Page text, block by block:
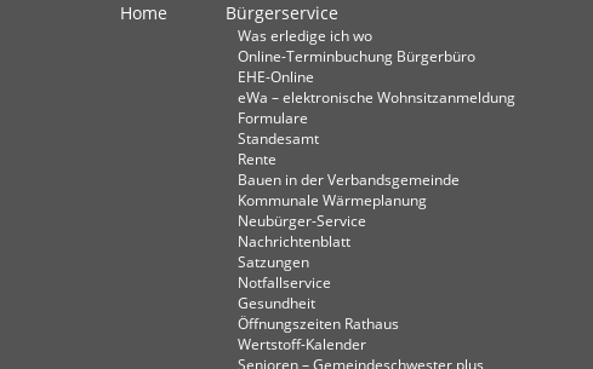
Home Bürgerservice
Was erledige ich wo
Online-Terminbuchung Bürgerbüro
EHE-Online
eWa – elektronische Wohnsitzanmeldung
Formulare
Standesamt
Rente
Bauen in der Verbandsgemeinde
Kommunale Wärmeplanung
Neubürger-Service
Nachrichtenblatt
Satzungen
Notfallservice
Gesundheit
Öffnungszeiten Rathaus
Wertstoff-Kalender
Senioren – Gemeindeschwester plus